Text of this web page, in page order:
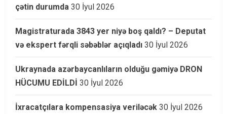
çətin durumda 30 İyul 2026
Magistraturada 3843 yer niyə boş qaldı? – Deputat
və ekspert fərqli səbəblər açıqladı 30 İyul 2026
Ukraynada azərbaycanlıların olduğu gəmiyə DRON
HÜCUMU EDİLDİ 30 İyul 2026
İxracatçılara kompensasiya veriləcək 30 İyul 2026